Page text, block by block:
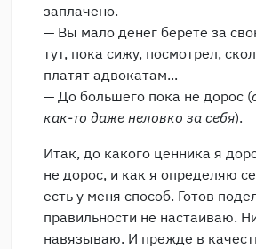
заплачено.
— Вы мало денег берете за
тут, пока сижу, посмотрел,
платят адвокатам...
— До большего пока не дорос (
как-то даже неловко за себя).
Итак, до какого ценника я
не дорос, и как я определяю
есть у меня способ. Готов
правильности не настаиваю.
навязываю. И прежде в